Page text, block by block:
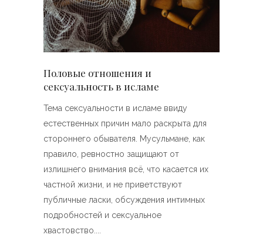
Половые отношения и
сексуальность в исламе
Тема сексуальности в исламе ввиду
естественных причин мало раскрыта для
стороннего обывателя. Мусульмане, как
правило, ревностно защищают от
излишнего внимания всё, что касается их
частной жизни, и не приветствуют
публичные ласки, обсуждения интимных
подробностей и сексуальное
хвастовство.